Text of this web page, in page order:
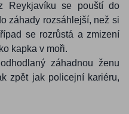
Reykjavíku se pouští do
záhady rozsáhlejší, než si
se rozrůstá a zmizení
kapka v moři.
záhadnou ženu
zpět jak policejní kariéru,